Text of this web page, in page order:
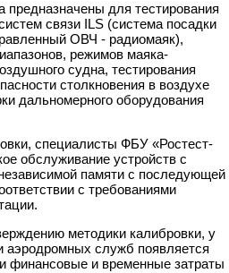
предназначены для тестирования
связи ILS (система посадки
ОВЧ - радиомаяк),
режимов маяка-
судна, тестирования
столкновения в воздухе
дальномерного оборудования
специалисты ФБУ «Ростест-
обслуживание устройств с
памяти с последующей
с требованиями
методики калибровки, у
аэродромных служб появляется
финансовые и временные затраты